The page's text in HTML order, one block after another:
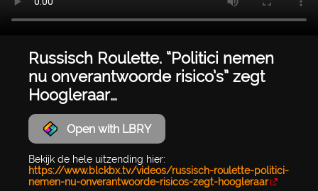
Russisch Roulette. “Politici nemen
nu onverantwoorde risico’s” zegt
Hoogleraar…
Open with LBRY
Bekijk de hele uitzending hier:
https://www.blckbx.tv/videos/russisch-roulette-politici-
nemen-nu-onverantwoorde-risicos-zegt-hoogleraar